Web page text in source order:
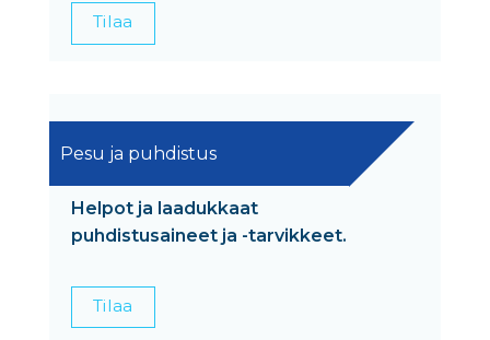
Tilaa
Pesu ja puhdistus
Helpot ja laadukkaat
puhdistusaineet ja -tarvikkeet.
Tilaa